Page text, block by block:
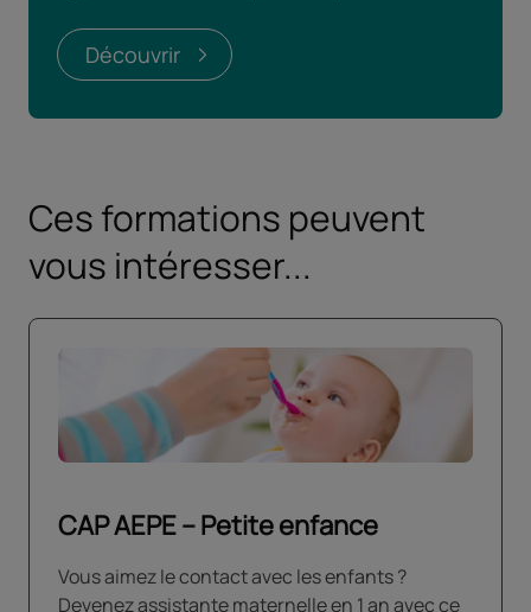
Découvrir
Ces formations peuvent
vous intéresser...
CAP AEPE – Petite enfance
Vous aimez le contact avec les enfants ?
Devenez assistante maternelle en 1 an avec ce